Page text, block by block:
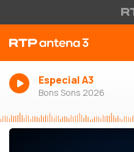
Especial A3
Bons Sons 2026